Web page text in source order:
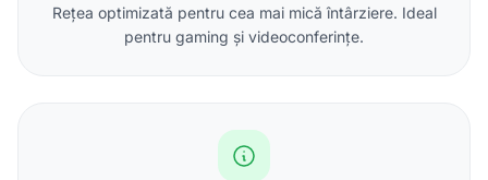
Rețea optimizată pentru cea mai mică întârziere. Ideal
pentru gaming și videoconferințe.